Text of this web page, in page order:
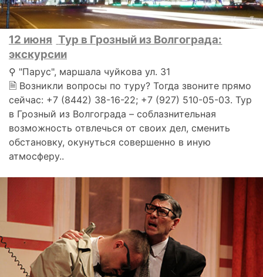
12 июня Тур в Грозный из Волгограда:
экскурсии
⚲ "Парус", маршала чуйкова ул. 31
🗎 Возникли вопросы по туру? Тогда звоните прямо
сейчас: +7 (8442) 38-16-22; +7 (927) 510-05-03. Тур
в Грозный из Волгограда – соблазнительная
возможность отвлечься от своих дел, сменить
обстановку, окунуться совершенно в иную
атмосферу..